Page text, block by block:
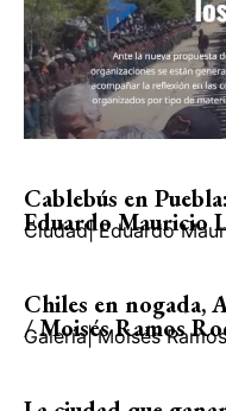
Cablebús en
Eduardo Mauricio
Ciudad| Eduardo
Chiles en nogada,
/ Moisés Ramos
Galería| Moisés